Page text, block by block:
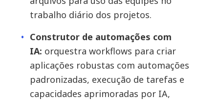
trabalho diário dos projetos.
Construtor de automações com
IA: orquestra workflows para criar
aplicações robustas com automações
padronizadas, execução de tarefas e
capacidades aprimoradas por IA,